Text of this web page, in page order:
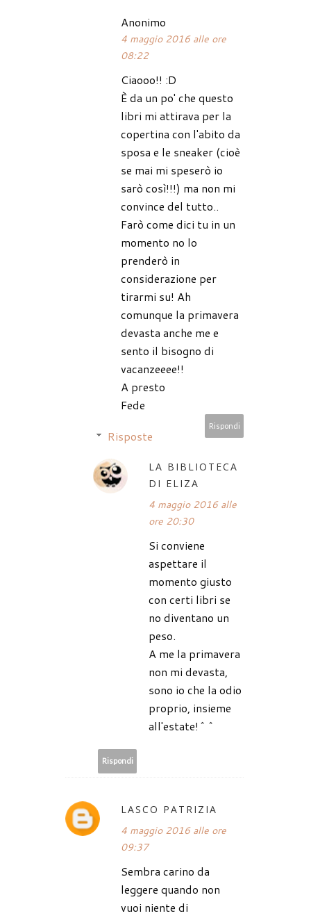
Anonimo
4 maggio 2016 alle ore
08:22
Ciaooo!! :D
È da un po' che questo
libri mi attirava per la
copertina con l'abito da
sposa e le sneaker (cioè
se mai mi speserò io
sarò così!!!) ma non mi
convince del tutto..
Farò come dici tu in un
momento no lo
prenderò in
considerazione per
tirarmi su! Ah
comunque la primavera
devasta anche me e
sento il bisogno di
vacanzeeee!!
A presto
Fede
Rispondi
Risposte
LA BIBLIOTECA
DI ELIZA
4 maggio 2016 alle
ore 20:30
Si conviene
aspettare il
momento giusto
con certi libri se
no diventano un
peso.
A me la primavera
non mi devasta,
sono io che la odio
proprio, insieme
all'estate!^^
Rispondi
LASCO PATRIZIA
4 maggio 2016 alle ore
09:37
Sembra carino da
leggere quando non
vuoi niente di